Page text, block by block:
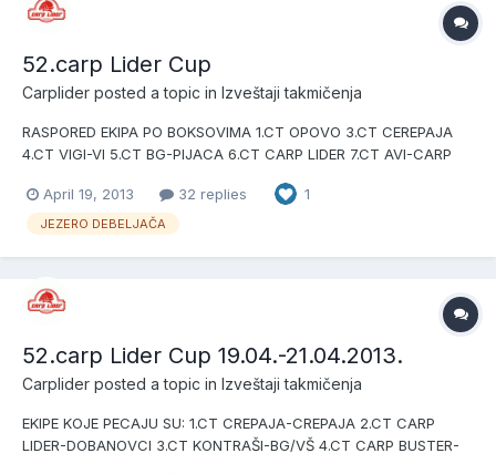
52.carp Lider Cup
Carplider posted a topic in Izveštaji takmičenja
RASPORED EKIPA PO BOKSOVIMA 1.CT OPOVO 3.CT CEREPAJA
4.CT VIGI-VI 5.CT BG-PIJACA 6.CT CARP LIDER 7.CT AVI-CARP
April 19, 2013
32 replies 1
JEZERO DEBELJAČA
52.carp Lider Cup 19.04.-21.04.2013.
Carplider posted a topic in Izveštaji takmičenja
EKIPE KOJE PECAJU SU: 1.CT CREPAJA-CREPAJA 2.CT CARP
LIDER-DOBANOVCI 3.CT KONTRAŠI-BG/VŠ 4.CT CARP BUSTER-